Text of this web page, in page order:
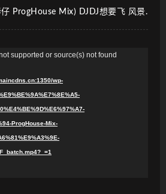
ProgHouse Mix) DJDJ想要飞 风景.
supported or source(s) not found
wp-
ProgHouse-Mix-